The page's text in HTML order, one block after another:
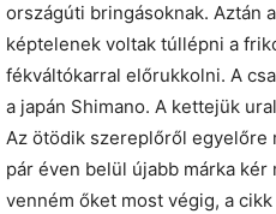
országúti bringásoknak. Aztán
képtelenek voltak túllépni a
fékváltókarral előrukkolni. A
a japán Shimano. A kettejük
Az ötödik szereplőről egyelőre
pár éven belül újabb márka
venném őket most végig, a